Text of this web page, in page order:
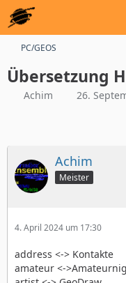
PC/GEOS
Übersetzung
Achim 26.
Achim
Meister
4. April 2024 um 17:30
address <-> Kontakte
amateur <-